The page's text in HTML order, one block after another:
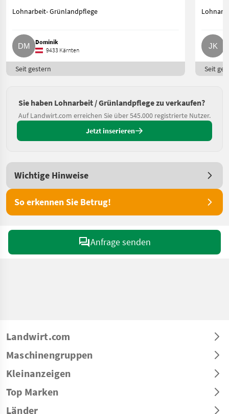
Lohnarbeit- Grünlandpflege
Dominik
9433 Kärnten
Seit gestern Seit
Sie haben Lohnarbeit / Grünlandpflege zu verkaufen?
Auf Landwirt.com erreichen Sie über 545.000 registrierte Nutzer.
Jetzt inserieren
Wichtige Hinweise
So erkennen Sie Betrug!
Anfrage senden
Landwirt.com
Maschinengruppen
Kleinanzeigen
Top Marken
Länder